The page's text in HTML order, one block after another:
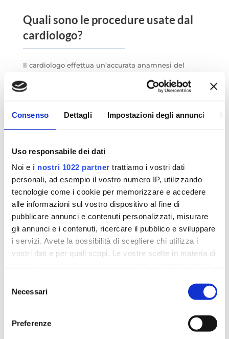
Consenso Dettagli Impostazioni degli annunci
Uso responsabile dei dati
Noi e i nostri 1022 partner trattiamo i vostri dati
personali, ad esempio il vostro numero IP, utilizzando
tecnologie come i cookie per memorizzare e accedere
alle informazioni sul vostro dispositivo al fine di
pubblicare annunci e contenuti personalizzati, misurare
gli annunci e i contenuti, ricercare il pubblico e sviluppare
i servizi. Avete la possibilità di scegliere chi utilizza i
vostri dati e per quali scopi. Le vostre scelte in materia di
modificare o revocare il proprio consenso in qualsiasi
momento dalla Dichiarazione sui cookie o facendo clic
delNecessari
Preferenze
Quali sono le procedure usate dal
cardiologo?
Il cardiologo effettua un’accurata anamnesi del
elettrocardiogramma (ECG) valuta l’opportunità di
eseguire ulteriori accertamenti:
ecocolordoppler cardiaco
test da sforzo
ECG dinamico secondo Holter
Holter pressorio nelle 24 ore
Spect
ecocardiografia
studi elettrofisiologici
Quando è consigliato chiedere un
che coinvolgono la salute del cuore, bisogna parlarne
con il proprio medico curante e stabilire insieme il